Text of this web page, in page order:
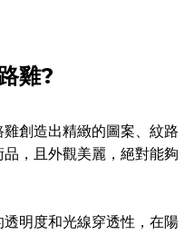
雞?
雞創造出精緻的圖案、紋路
，且外觀美麗，絕對能夠
透明度和光線穿透性，在陽